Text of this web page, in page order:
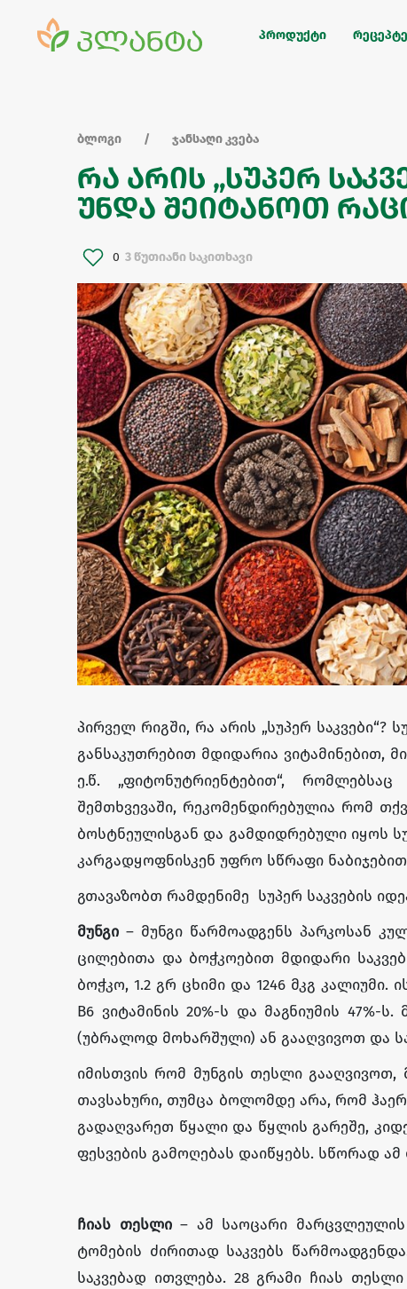
პროდუქტი
ბლოგი ჯანსაღი კვება
რა არის „სუპერ
უნდა შეიტანოთ
0 3 წუთიანი საკითხავი
პირველ რიგში, რა არის „სუპერ საკვები“?
განსაკუთრებით მდიდარია ვიტამინებით,
ე.წ. „ფიტონუტრიენტებით“,
შემთხვევაში, რეკომენდირებულია რომ
ბოსტნეულისგან და გამდიდრებული იყოს
კარგადყოფნისკენ უფრო სწრაფი
გთავაზობთ რამდენიმე სუპერ საკვების
მუნგი – მუნგი წარმოადგენს პარკოსან
ცილებითა და ბოჭკოებით მდიდარი
ბოჭკო, 1.2 გრ ცხიმი და 1246 მკგ კალიუმი.
B6 ვიტამინის 20%-ს და მაგნიუმის
(უბრალოდ მოხარშული) ან გააღვივოთ და
იმისთვის რომ მუნგის თესლი
თავსახური, თუმცა ბოლომდე არა, რომ
გადაღვარეთ წყალი და წყლის გარეშე,
ფესვების გამოღებას დაიწყებს. სწორად
ჩიას თესლი– ამ საოცარი მარცვლეულის
ტომების ძირითად საკვებს
საკვებად ითვლება. 28 გრამი ჩიას